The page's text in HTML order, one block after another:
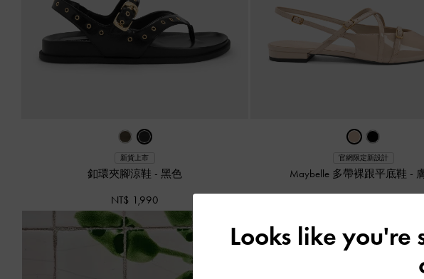
新貨上市
釦環夾腳涼鞋 - 黑色
NT$ 1,990
官網限定新設計
Maybelle 多帶裸跟平底鞋 -
8 月 7 日 - 12 日：正價
Looks like you're